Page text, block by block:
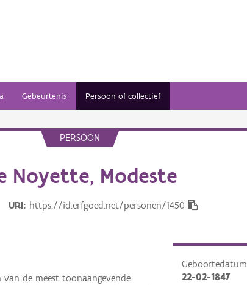
Gebeurtenis Persoon of collectief
PERSOON
Noyette, Modeste
URI https://id.erfgoed.net/personen/1450
Geboortedatum
22-02-1847
de meest toonaangevende